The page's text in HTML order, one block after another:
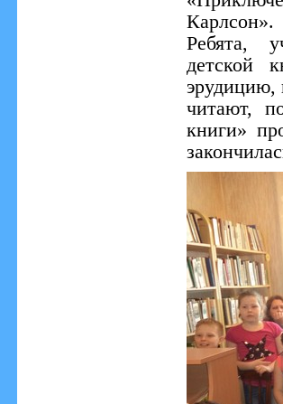
Карлсон».
Ребята,
детской
эрудицию,
читают,
книги»